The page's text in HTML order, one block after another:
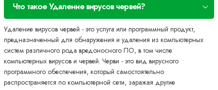
Что такое Удаление вирусов червей?
Удаление вирусов червей - это услуга или программный продукт,
предназначенный для обнаружения и удаления из компьютерных
систем различного рода вредоносного ПО, в том числе
компьютерных вирусов и червей. Черви - это вид вирусного
программного обеспечения, который самостоятельно
распространяется по компьютерной сети, заражая другие